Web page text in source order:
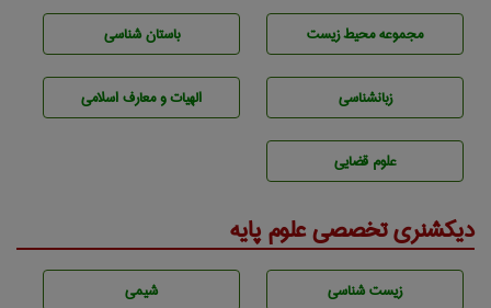
مجموعه محيط زيست باستان شناسی
زبانشناسی الهیات و معارف اسلامی
علوم قضایی
دیکشنری تخصصی علوم پایه
زيست شناسی شيمی